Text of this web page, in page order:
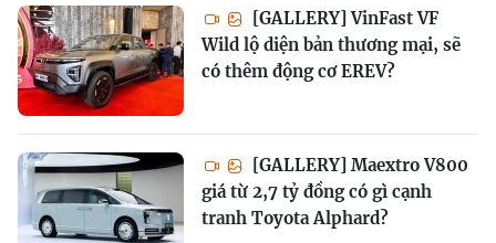
[GALLERY] VinFast VF
Wild lộ diện bản thương mại, sẽ
có thêm động cơ EREV?
[GALLERY] Maextro V800
giá từ 2,7 tỷ đồng có gì cạnh
tranh Toyota Alphard?